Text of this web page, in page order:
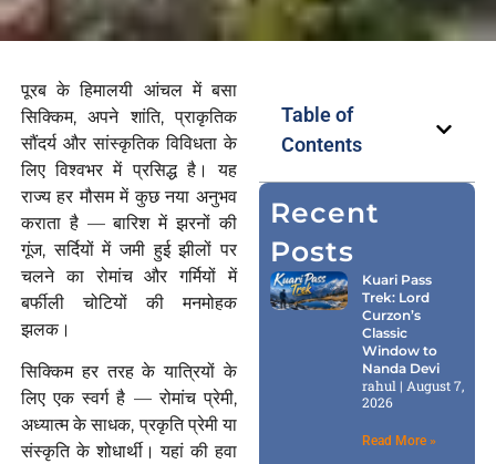
पूरब के हिमालयी आंचल में बसा
सिक्किम, अपने शांति, प्राकृतिक
सौंदर्य और सांस्कृतिक विविधता के
लिए विश्वभर में प्रसिद्ध है। यह
राज्य हर मौसम में कुछ नया अनुभव
कराता है — बारिश में झरनों की
गूंज, सर्दियों में जमी हुई झीलों पर
चलने का रोमांच और गर्मियों में
बर्फीली चोटियों की मनमोहक
झलक।
सिक्किम हर तरह के यात्रियों के
लिए एक स्वर्ग है — रोमांच प्रेमी,
अध्यात्म के साधक, प्रकृति प्रेमी या
संस्कृति के शोधार्थी। यहां की हवा
Table of
Contents
Recent
Posts
Kuari Pass
Trek: Lord
Curzon’s
Classic
Window to
Nanda Devi
rahul
August 7,
2026
Read More »